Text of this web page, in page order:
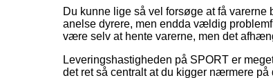
Du kunne lige så vel forsøge at få
anelse dyrere, men endda vældig
være selv at hente varerne, men det
Leveringshastigheden på SPORT er
det ret så centralt at du kigger nærmere